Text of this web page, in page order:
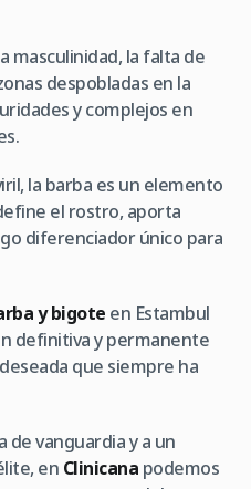
masculinidad, la falta de
despobladas en la
y complejos en
la barba es un elemento
el rostro, aporta
diferenciador único para
y bigote en Estambul
definitiva y permanente
que siempre ha
de vanguardia y a un
en Clinicana podemos